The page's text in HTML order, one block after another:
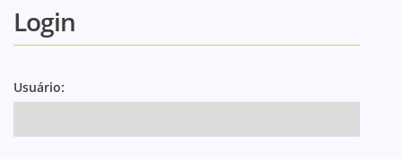
Login
Usuário: